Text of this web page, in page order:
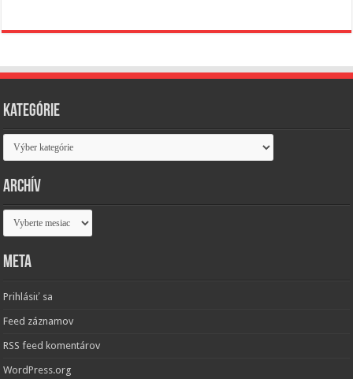
Kategórie
Kategórie
Archív
Archív
Meta
Prihlásiť sa
Feed záznamov
RSS feed komentárov
WordPress.org